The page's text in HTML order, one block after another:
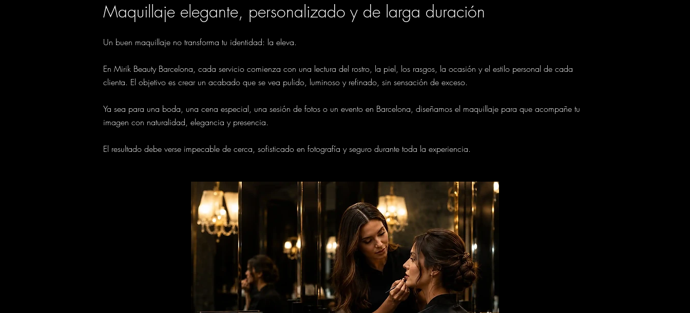
Maquillaje elegante, personalizado y de larga duración
Un buen maquillaje no transforma tu identidad: la eleva.
En Mirik Beauty Barcelona, cada servicio comienza con una lectura del rostro, la piel, los rasgos, la ocasión y el estilo personal de cada
clienta. El objetivo es crear un acabado que se vea pulido, luminoso y refinado, sin sensación de exceso.
Ya sea para una boda, una cena especial, una sesión de fotos o un evento en Barcelona, diseñamos el maquillaje para que acompañe tu
imagen con naturalidad, elegancia y presencia.
El resultado debe verse impecable de cerca, sofisticado en fotografía y seguro durante toda la experiencia.